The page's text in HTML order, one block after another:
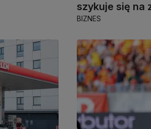
szykuje się na
BIZNES